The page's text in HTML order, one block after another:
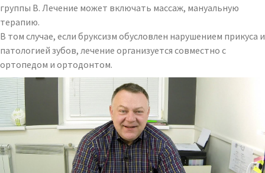
группы B. Лечение может включать массаж, мануальную
терапию.
В том случае, если бруксизм обусловлен нарушением прикуса и
патологией зубов, лечение организуется совместно с
ортопедом и ортодонтом.